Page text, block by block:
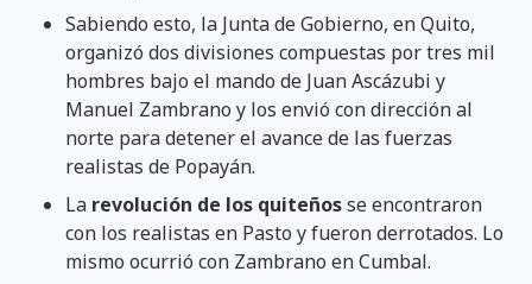
Sabiendo esto, la Junta de Gobierno, en Quito,
organizó dos divisiones compuestas por tres mil
hombres bajo el mando de Juan Ascázubi y
Manuel Zambrano y los envió con dirección al
norte para detener el avance de las fuerzas
realistas de Popayán.
La revolución de los quiteñosse encontraron
con los realistas en Pasto y fueron derrotados. Lo
mismo ocurrió con Zambrano en Cumbal.